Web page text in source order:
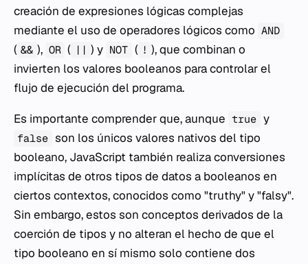
creación de expresiones lógicas complejas
mediante el uso de operadores lógicos como AND
( && ), OR ( || ) y NOT ( ! ), que combinan o
invierten los valores booleanos para controlar el
flujo de ejecución del programa.
Es importante comprender que, aunque true y
false son los únicos valores nativos del tipo
booleano, JavaScript también realiza conversiones
implícitas de otros tipos de datos a booleanos en
ciertos contextos, conocidos como "truthy" y "falsy".
Sin embargo, estos son conceptos derivados de la
coerción de tipos y no alteran el hecho de que el
tipo booleano en sí mismo solo contiene dos